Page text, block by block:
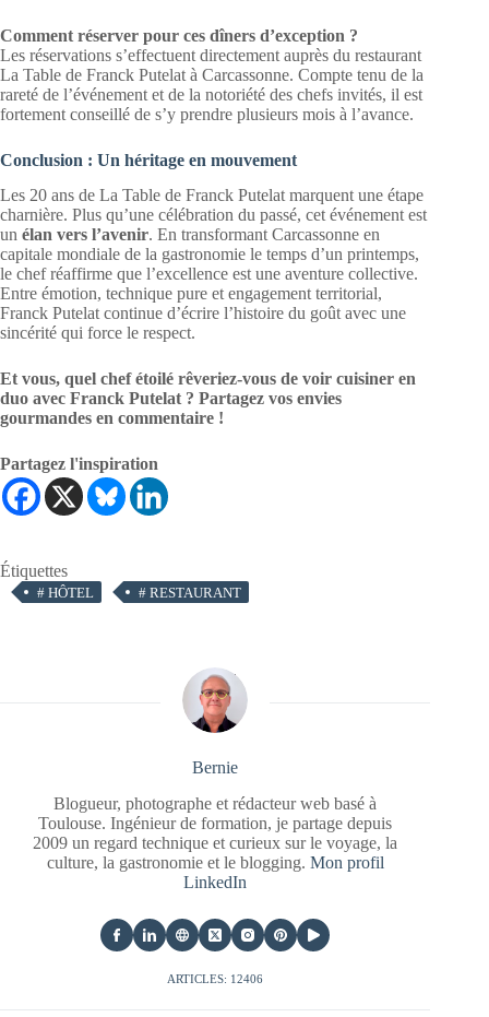
Comment réserver pour ces dîners d’exception ?
Les réservations s’effectuent directement auprès du restaurant
La Table de Franck Putelat à Carcassonne. Compte tenu de la
rareté de l’événement et de la notoriété des chefs invités, il est
fortement conseillé de s’y prendre plusieurs mois à l’avance.
Conclusion : Un héritage en mouvement
Les 20 ans de La Table de Franck Putelat marquent une étape
charnière. Plus qu’une célébration du passé, cet événement est
un élan vers l’avenir. En transformant Carcassonne en
capitale mondiale de la gastronomie le temps d’un printemps,
le chef réaffirme que l’excellence est une aventure collective.
Entre émotion, technique pure et engagement territorial,
Franck Putelat continue d’écrire l’histoire du goût avec une
sincérité qui force le respect.
Et vous, quel chef étoilé rêveriez-vous de voir cuisiner en
duo avec Franck Putelat ? Partagez vos envies
gourmandes en commentaire !
Partagez l'inspiration
Étiquettes
# HÔTEL # RESTAURANT
Bernie
Blogueur, photographe et rédacteur web basé à
Toulouse. Ingénieur de formation, je partage depuis
2009 un regard technique et curieux sur le voyage, la
culture, la gastronomie et le blogging. Mon profil
LinkedIn
ARTICLES: 12406